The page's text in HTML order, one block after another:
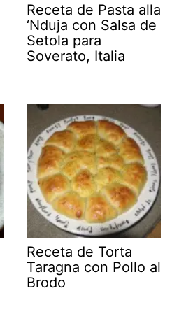
Receta de Pasta alla
‘Nduja con Salsa de
Setola para
Soverato, Italia
Receta de Torta
Taragna con Pollo al
Brodo